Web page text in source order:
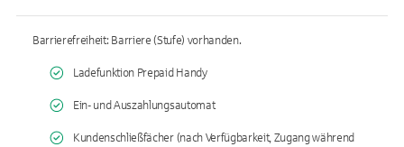
Barrierefreiheit: Barriere (Stufe) vorhanden.
Ladefunktion Prepaid Handy
Ein- und Auszahlungsautomat
Kundenschließfächer (nach Verfügbarkeit, Zugang während